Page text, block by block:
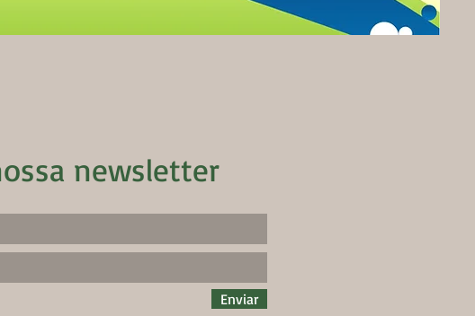
newsletter
Enviar